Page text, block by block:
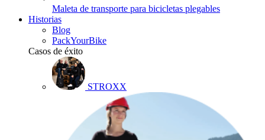
Maleta de transporte para bicicletas plegables
Historias
Blog
PackYourBike
Casos de éxito
STROXX